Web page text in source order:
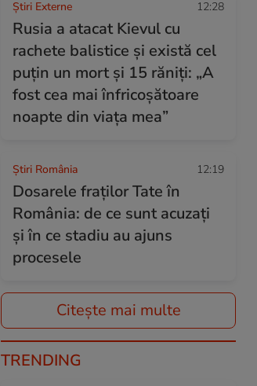
Știri Externe 12:28
Rusia a atacat Kievul cu
rachete balistice și există cel
puțin un mort și 15 răniți: „A
fost cea mai înfricoşătoare
noapte din viaţa mea”
Știri România 12:19
Dosarele fraților Tate în
România: de ce sunt acuzați
și în ce stadiu au ajuns
procesele
Citește mai multe
TRENDING